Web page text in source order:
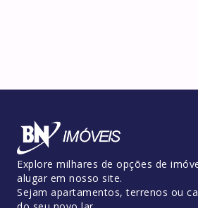
Explore milhares de opções de
alugar em nosso site.
Sejam apartamentos, terrenos ou